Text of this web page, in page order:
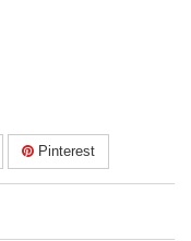
Pinterest